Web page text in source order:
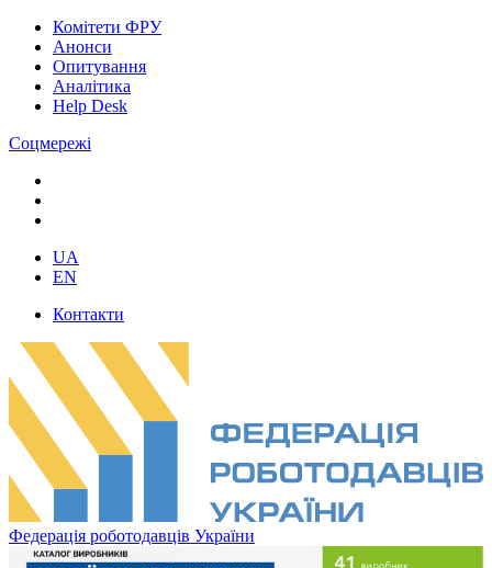
Комітети ФРУ
Анонси
Опитування
Аналітика
Help Desk
Соцмережі
UA
EN
Контакти
Федерація роботодавців України